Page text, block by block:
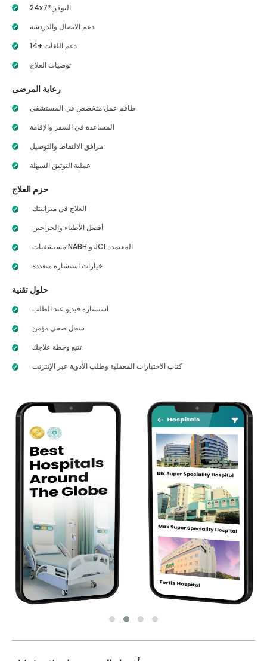
24x7* التوفر
دعم الاتصال والدردشة
14+ دعم اللغات
توصيات العلاج
رعاية المرضى
طاقم عمل متخصص في المستشفى
المساعدة في السفر والإقامة
مرافق الالتقاط والتوصيل
عملية التوثيق السهلة
حزم العلاج
العلاج في ميزانيتك
أفضل الأطباء والجراحين
مستشفيات NABH و JCI المعتمدة
خيارات استشارة متعددة
حلول تقنية
استشارة فيديو عند الطلب
سجل صحي مؤمن
تتبع وخطة علاجك
كتاب الاختبارات المعملية وطلب الأدوية عبر الإنترنت